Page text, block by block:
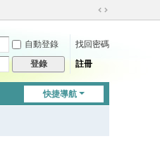
切
到
自動登錄
找回密碼
登錄 註冊
快捷導航